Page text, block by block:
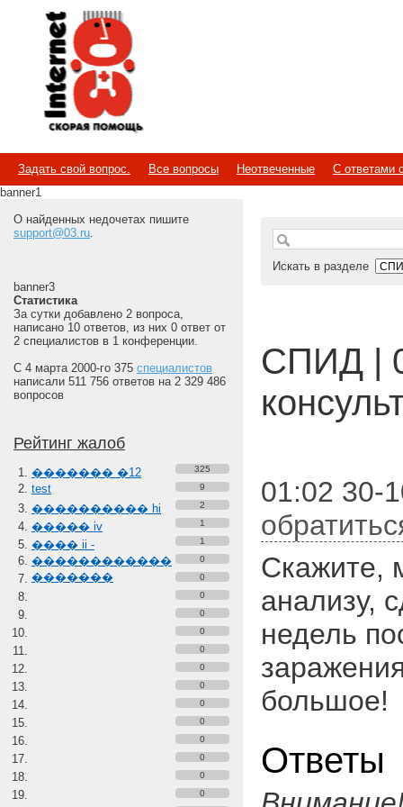
Internet
Скорая помощь
Задать свой вопрос. Все вопросы Неотвеченные
С ответами
banner1
О найденных недочетах пишите
support@03.ru.
banner3
Статистика
За сутки добавлено 2 вопроса,
написано 10 ответов, из них 0 ответ от
2 специалистов в 1 конференции.
С 4 марта 2000-го 375 специалистов
написали 511 756 ответов на 2 329 486
вопросов
Рейтинг жалоб
������� �12 325
test 9
���������� hi 2
����� iv 1
���� ii -
������������
�������
1
0
0
0
0
0
0
0
0
0
0
0
0
0
0
Искать в разделе
СПИД |
01:02 30-
Скажите,
анализу,
недель
большое!
Ответы